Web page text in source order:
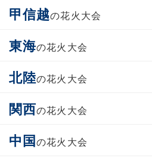
甲信越の花火大会
東海の花火大会
北陸の花火大会
関西の花火大会
中国の花火大会